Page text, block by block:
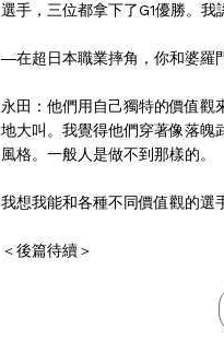
選手，三位都拿下了G1優勝。我
―在超日本職業摔角，你和婆羅
永田：他們用自己獨特的價值觀
地大叫。我覺得他們穿著像落魄
風格。一般人是做不到那樣的。
我想我能和各種不同價值觀的選
＜後篇待續＞